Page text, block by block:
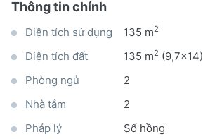
Thông tin chính
Diện tích sử dụng 135 m2
Diện tích đất 135 m2 (9,7x14)
Phòng ngủ
2
Nhà tắm
2
Pháp lý
Sổ hồng